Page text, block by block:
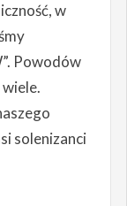
w
Powodów
solenizanci